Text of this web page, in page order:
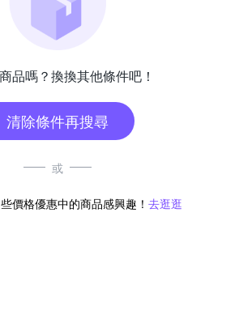
品嗎？換換其他條件吧！
清除條件再搜尋
或
價格優惠中的商品感興趣！ 去逛逛